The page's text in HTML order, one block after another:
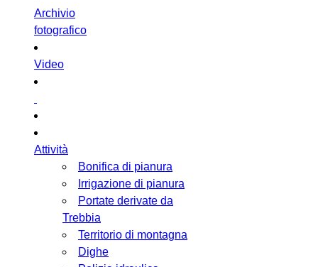
Archivio
fotografico
Video
Attività
Bonifica di pianura
Irrigazione di pianura
Portate derivate da
Trebbia
Territorio di montagna
Dighe